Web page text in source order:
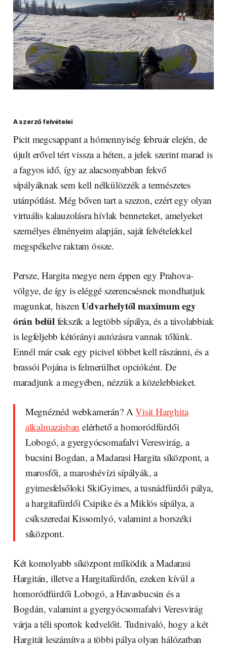
A szerző felvételei
Picit megcsappant a hómennyiség február elején, de
újult erővel tért vissza a héten, a jelek szerint marad is
a fagyos idő, így az alacsonyabban fekvő
sípályáknak sem kell nélkülözzék a természetes
utánpótlást. Még bőven tart a szezon, ezért egy olyan
virtuális kalauzolásra hívlak benneteket, amelyeket
személyes élményeim alapján, saját felvételekkel
megspékelve raktam össze.
Persze, Hargita megye nem éppen egy Prahova-
völgye, de így is eléggé szerencsésnek mondhatjuk
magunkat, hiszenUdvarhelytől maximum egy
órán belül fekszik a legtöbb sípálya, és a távolabbiak
is legfeljebb kétórányi autózásra vannak tőlünk.
Ennél már csak egy picivel többet kell rászánni, és a
brassói Pojána is felmerülhet opcióként. De
maradjunk a megyében, nézzük a közelebbieket.
Megnéznéd webkamerán? AVisit Harghita
alkalmazásban elérhető a homoródfürdői
Lobogó, a gyergyócsomafalvi Veresvirág, a
bucsini Bogdan, a Madarasi Hargita síközpont, a
marosfői, a maroshévízi sípályák, a
gyimesfelsőloki SkiGyimes, a tusnádfürdői pálya,
a hargitafürdői Csipike és a Miklós sípálya, a
csíkszeredai Kissomlyó, valamint a borszéki
síközpont.
Két komolyabb síközpont működik a Madarasi
Hargitán, illetve a Hargitafürdőn, ezeken kívül a
homoródfürdői Lobogó, a Havasbucsin és a
Bogdán, valamint a gyergyócsomafalvi Veresvirág
várja a téli sportok kedvelőit. Tudnivaló, hogy a két
Hargitát leszámítva a többi pálya olyan hálózatban